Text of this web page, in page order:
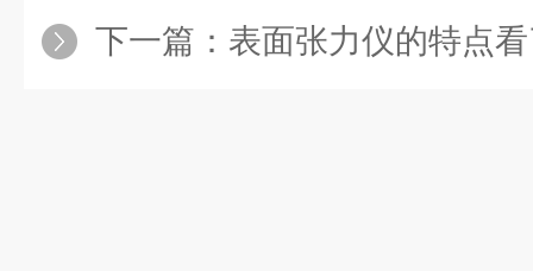
下一篇： 表面张力仪的特点